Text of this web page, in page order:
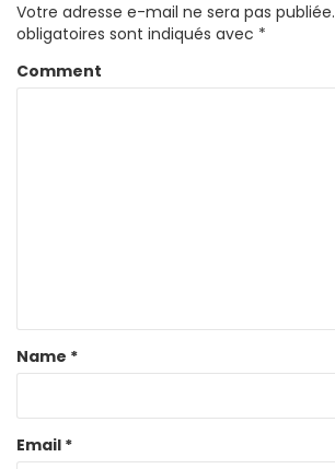
Votre adresse e-mail ne sera pas publiée.
obligatoires sont indiqués avec *
Comment
Name *
Email *